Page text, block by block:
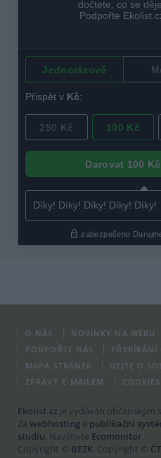
O NÁS NOVINKY NA WEBU
PODPOŘTE NÁS
PŘEBÍRÁNÍ
MAPA STRÁNEK
DEJTE O
ZPRÁVY E-MAILEM
COOKIES
Ekolist.cz je vydáván občanským
Za webhosting a publikační
studiu. Navštivte Ecomonitor.
Copyright © BEZK. Copyright ©